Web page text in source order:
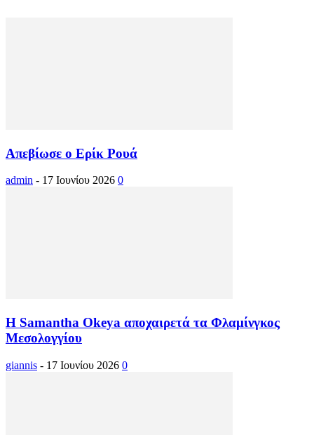
Απεβίωσε ο Ερίκ Ρουά
admin - 17 Ιουνίου 2026 0
Η Samantha Okeya αποχαιρετά τα Φλαμίνγκος
Μεσολογγίου
giannis - 17 Ιουνίου 2026 0